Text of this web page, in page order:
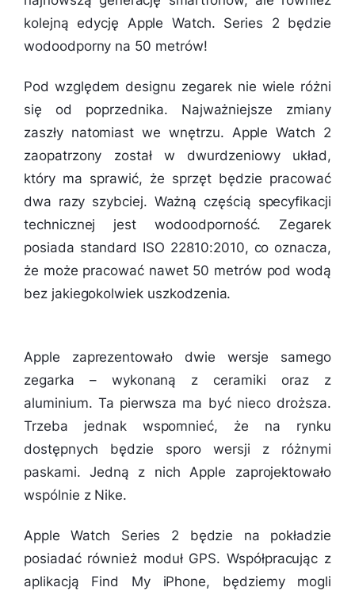
kolejną edycję Apple Watch. Series 2 będzie
wodoodporny na 50 metrów!
Pod względem designu zegarek nie wiele różni
się od poprzednika. Najważniejsze zmiany
zaszły natomiast we wnętrzu. Apple Watch 2
zaopatrzony został w dwurdzeniowy układ,
który ma sprawić, że sprzęt będzie pracować
dwa razy szybciej. Ważną częścią specyfikacji
technicznej jest wodoodporność. Zegarek
posiada standard ISO 22810:2010, co oznacza,
że może pracować nawet 50 metrów pod wodą
bez jakiegokolwiek uszkodzenia.
Apple zaprezentowało dwie wersje samego
zegarka – wykonaną z ceramiki oraz z
aluminium. Ta pierwsza ma być nieco droższa.
Trzeba jednak wspomnieć, że na rynku
dostępnych będzie sporo wersji z różnymi
paskami. Jedną z nich Apple zaprojektowało
wspólnie z Nike.
Apple Watch Series 2 będzie na pokładzie
posiadać również moduł GPS. Współpracując z
aplikacją Find My iPhone, będziemy mogli